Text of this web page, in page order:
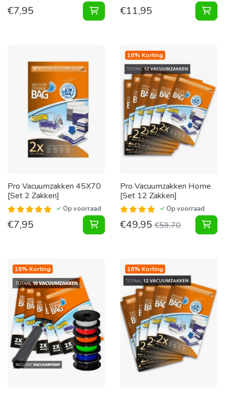
€7,95 Vacuumpomp Small [Alleen
€11,95
Pro Vacuumzakken 45X70
[Set 2 Zakken]
Op voorraad
€7,95 Vacuumzakken 45X70 [Set 2
16% Korting
Pro Vacuumzakken Home
[Set 12 Zakken]
Op voorraad
€49,95 €59,70
18% Korting 16% Korting